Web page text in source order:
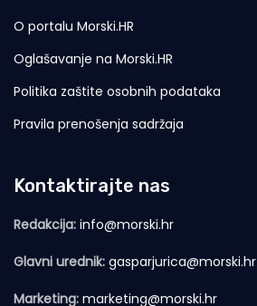
O portalu Morski.HR
Oglašavanje na Morski.HR
Politika zaštite osobnih podataka
Pravila prenošenja sadržaja
Kontaktirajte nas
Redakcija: info@morski.hr
Glavni urednik: gasparjurica@morski.hr
Marketing: marketing@morski.hr